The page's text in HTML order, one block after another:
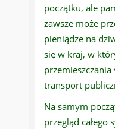
początku, ale
zawsze może
pieniądze na
się w kraj, w
przemieszczania
transport
Na samym
przegląd całego